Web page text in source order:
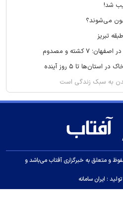
شد!
می‌شوند؟
کشته و مصدوم
به سبک زندگی است
با رویه جدید ارز اشخاص شدند؟
دوم در تنگه هرمز را نخواهیم
و متعلق به خبرگزاری آفتاب می‌باشد و
: ایران سامانه